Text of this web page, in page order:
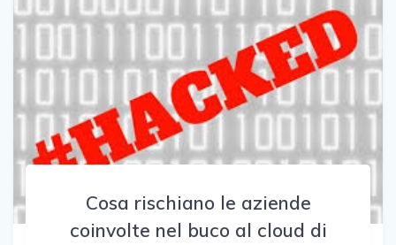
Cosa rischiano le aziende
coinvolte nel buco al cloud di